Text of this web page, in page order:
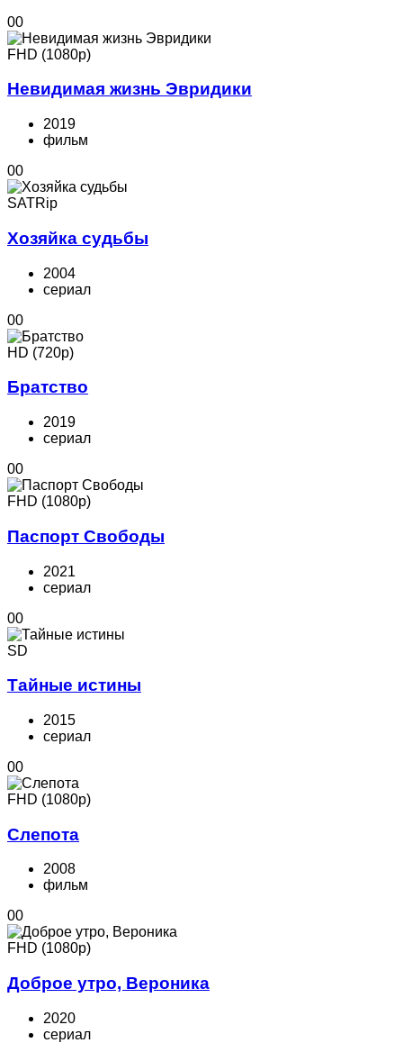
00
FHD (1080p)
Невидимая жизнь Эвридики
2019
фильм
00
SATRip
Хозяйка судьбы
2004
cериал
00
HD (720p)
Братство
2019
cериал
00
FHD (1080p)
Паспорт Свободы
2021
cериал
00
SD
Тайные истины
2015
cериал
00
FHD (1080p)
Слепота
2008
фильм
00
FHD (1080p)
Доброе утро, Вероника
2020
cериал